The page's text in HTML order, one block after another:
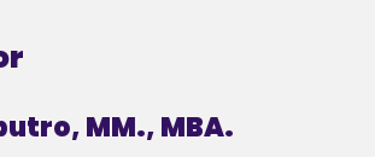
MM., MBA.